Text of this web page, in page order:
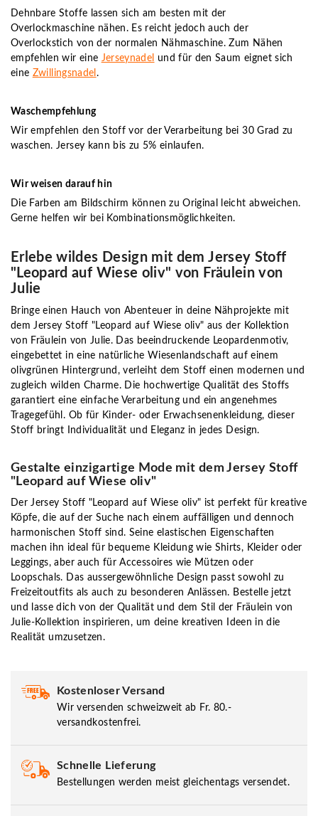
Dehnbare Stoffe lassen sich am besten mit der
Overlockmaschine nähen. Es reicht jedoch auch der
Overlockstich von der normalen Nähmaschine. Zum Nähen
empfehlen wir eine Jerseynadel
und für den Saum eignet sich
eine Zwillingsnadel .
Waschempfehlung
Wir empfehlen den Stoff vor der Verarbeitung bei 30 Grad zu
waschen. Jersey kann bis zu 5% einlaufen.
Wir weisen darauf hin
Die Farben am Bildschirm können zu Original leicht abweichen.
Gerne helfen wir bei Kombinationsmöglichkeiten.
Erlebe wildes Design mit dem Jersey Stoff
"Leopard auf Wiese oliv" von Fräulein von
Julie
Bringe einen Hauch von Abenteuer in deine Nähprojekte mit
dem Jersey Stoff "Leopard auf Wiese oliv" aus der Kollektion
von Fräulein von Julie. Das beeindruckende Leopardenmotiv,
eingebettet in eine natürliche Wiesenlandschaft auf einem
olivgrünen Hintergrund, verleiht dem Stoff einen modernen und
zugleich wilden Charme. Die hochwertige Qualität des Stoffs
garantiert eine einfache Verarbeitung und ein angenehmes
Tragegefühl. Ob für Kinder- oder Erwachsenenkleidung, dieser
Stoff bringt Individualität und Eleganz in jedes Design.
Gestalte einzigartige Mode mit dem Jersey Stoff
"Leopard auf Wiese oliv"
Der Jersey Stoff "Leopard auf Wiese oliv" ist perfekt für kreative
Köpfe, die auf der Suche nach einem auffälligen und dennoch
harmonischen Stoff sind. Seine elastischen Eigenschaften
machen ihn ideal für bequeme Kleidung wie Shirts, Kleider oder
Leggings, aber auch für Accessoires wie Mützen oder
Loopschals. Das aussergewöhnliche Design passt sowohl zu
Freizeitoutfits als auch zu besonderen Anlässen. Bestelle jetzt
und lasse dich von der Qualität und dem Stil der Fräulein von
Julie-Kollektion inspirieren, um deine kreativen Ideen in die
Realität umzusetzen.
Kostenloser Versand
Wir versenden schweizweit ab Fr. 80.-
versandkostenfrei.
Schnelle Lieferung
Bestellungen werden meist gleichentags versendet.